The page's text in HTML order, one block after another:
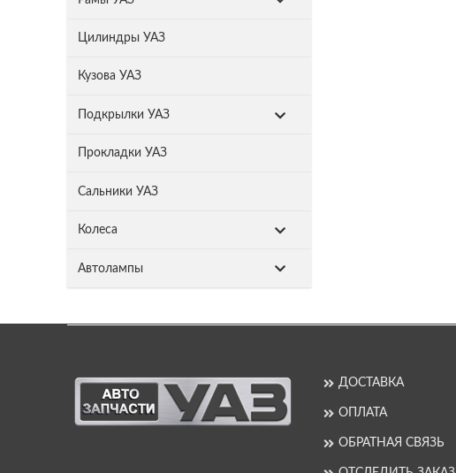
Цилиндры УАЗ
Кузова УАЗ
Подкрылки УАЗ
Прокладки УАЗ
Сальники УАЗ
Колеса
Автолампы
ДОСТАВКА
ОПЛАТА
ОБРАТНАЯ СВЯЗЬ